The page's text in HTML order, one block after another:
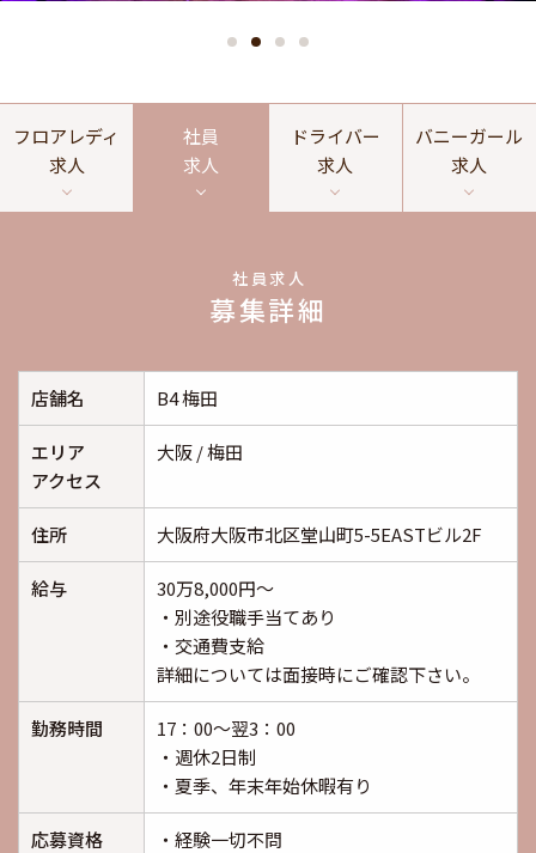
フロアレディ
求人
社員
求人
ドライバー
求人
バニーガール
求人
社員求人
募集詳細
店舗名 B4 梅田
エリア
アクセス
大阪 / 梅田
住所 大阪府大阪市北区堂山町5-5EASTビル2F
給与
30万8,000円～
・別途役職手当てあり
・交通費支給
詳細については面接時にご確認下さい。
勤務時間
17：00～翌3：00
・週休2日制
・夏季、年末年始休暇有り
応募資格 ・経験一切不問